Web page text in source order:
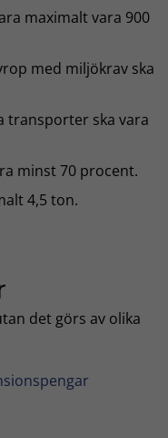
maximalt vara 900
med miljökrav ska
transporter ska vara
minst 70 procent.
4,5 ton.
det görs av olika